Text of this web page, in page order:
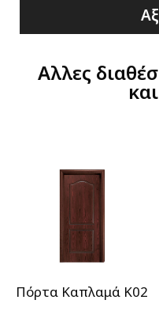
Αλλες
Πόρτα Καπλαμά Κ02